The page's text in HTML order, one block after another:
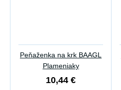
Peňaženka na krk BAAGL
Plameniaky
10,44 €